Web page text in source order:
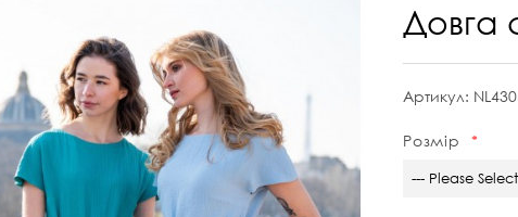
Довга
Артикул:
Розмір
--- Please